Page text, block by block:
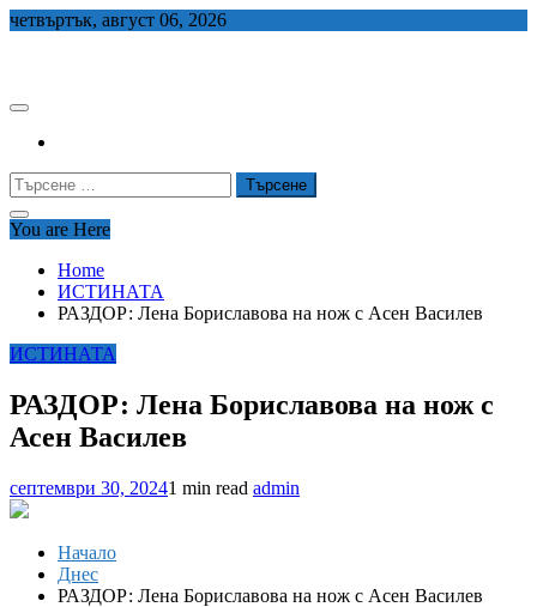
Skip
четвъртък, август 06, 2026
Търсене
за:
You are Here
Home
ИСТИНАТА
РАЗДОР: Лена Бориславова на нож с Асен Василев
ИСТИНАТА
РАЗДОР: Лена Бориславова на нож с
Асен Василев
септември 30, 20241 min read admin
Начало
Днес
РАЗДОР: Лена Бориславова на нож с Асен Василев